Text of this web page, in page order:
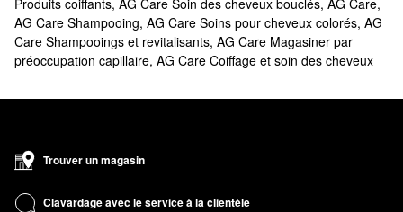
AG Care Shampooing, AG Care Soins pour cheveux colorés, AG
Care Shampooings et revitalisants, AG Care Magasiner par
préoccupation capillaire, AG Care Coiffage et soin des cheveux
Trouver un magasin
Clavardage avec le service à la clientèle